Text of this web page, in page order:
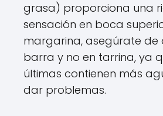
grasa) proporciona una
sensación en boca
margarina, asegúrate de
barra y no en tarrina, ya
últimas contienen más
dar problemas.